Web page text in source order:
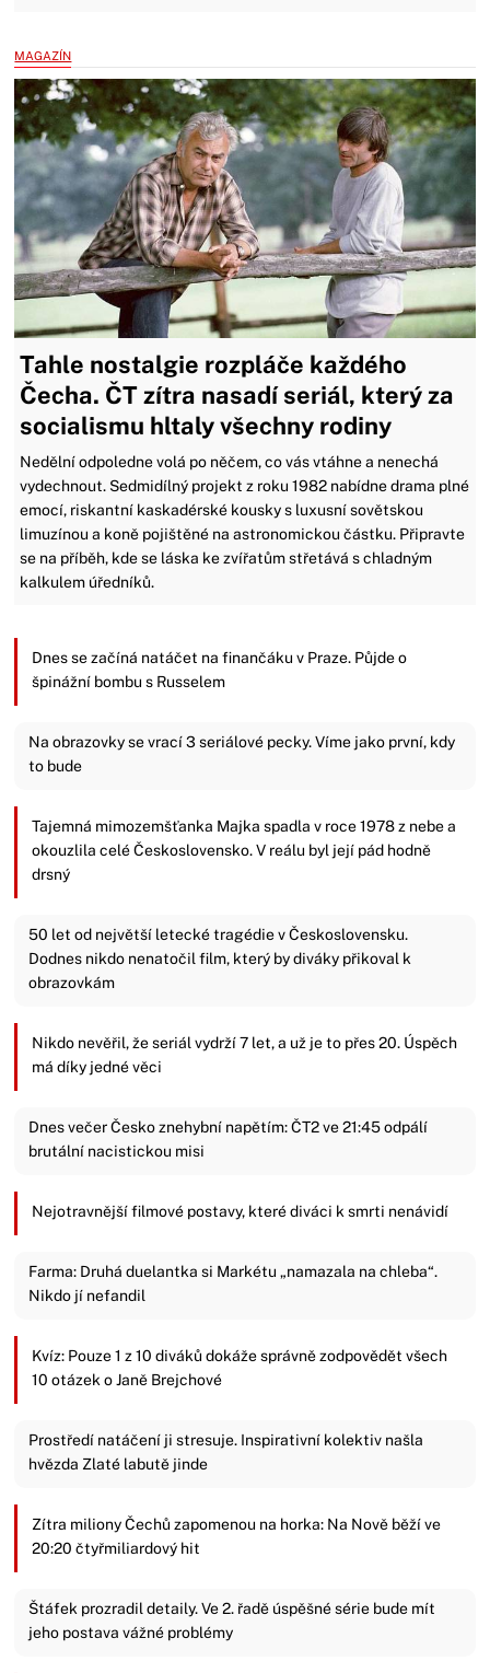
MAGAZÍN
Tahle nostalgie rozpláče každého
Čecha. ČT zítra nasadí seriál, který za
socialismu hltaly všechny rodiny
Nedělní odpoledne volá po něčem, co vás vtáhne a nenechá
vydechnout. Sedmidílný projekt z roku 1982 nabídne drama plné
emocí, riskantní kaskadérské kousky s luxusní sovětskou
limuzínou a koně pojištěné na astronomickou částku. Připravte
se na příběh, kde se láska ke zvířatům střetává s chladným
kalkulem úředníků.
Dnes se začíná natáčet na finančáku v Praze. Půjde o
špinážní bombu s Russelem
Na obrazovky se vrací 3 seriálové pecky. Víme jako první, kdy
to bude
Tajemná mimozemšťanka Majka spadla v roce 1978 z nebe a
okouzlila celé Československo. V reálu byl její pád hodně
drsný
50 let od největší letecké tragédie v Československu.
Dodnes nikdo nenatočil film, který by diváky přikoval k
obrazovkám
Nikdo nevěřil, že seriál vydrží 7 let, a už je to přes 20. Úspěch
má díky jedné věci
Dnes večer Česko znehybní napětím: ČT2 ve 21:45 odpálí
brutální nacistickou misi
Nejotravnější filmové postavy, které diváci k smrti nenávidí
Farma: Druhá duelantka si Markétu „namazala na chleba“.
Nikdo jí nefandil
Kvíz: Pouze 1 z 10 diváků dokáže správně zodpovědět všech
10 otázek o Janě Brejchové
Prostředí natáčení ji stresuje. Inspirativní kolektiv našla
hvězda Zlaté labutě jinde
Zítra miliony Čechů zapomenou na horka: Na Nově běží ve
20:20 čtyřmiliardový hit
Štáfek prozradil detaily. Ve 2. řadě úspěšné série bude mít
jeho postava vážné problémy